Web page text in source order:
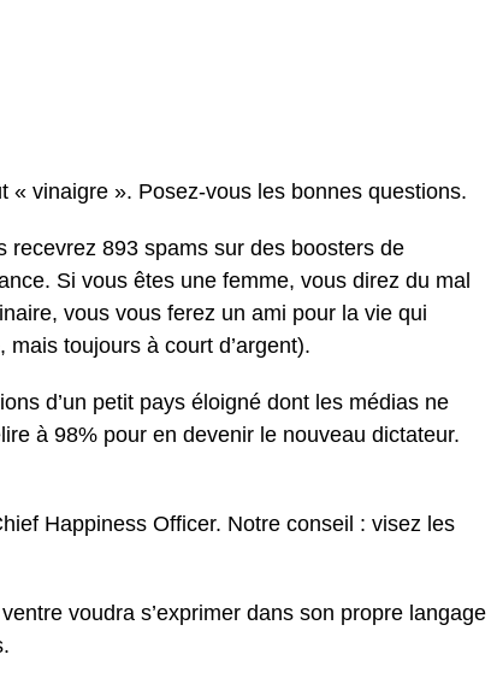
« vinaigre ». Posez-vous les bonnes questions.
recevrez 893 spams sur des boosters de
Si vous êtes une femme, vous direz du mal
vous vous ferez un ami pour la vie qui
toujours à court d’argent).
d’un petit pays éloigné dont les médias ne
à 98% pour en devenir le nouveau dictateur.
Happiness Officer. Notre conseil : visez les
voudra s’exprimer dans son propre langage